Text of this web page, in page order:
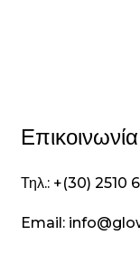
Επικοινωνία
Τηλ.: +(30) 2510
Email: